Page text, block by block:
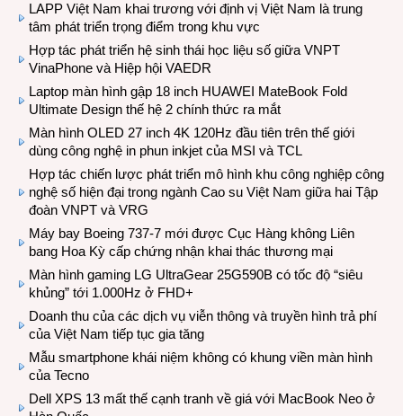
LAPP Việt Nam khai trương với định vị Việt Nam là trung
tâm phát triển trọng điểm trong khu vực
Hợp tác phát triển hệ sinh thái học liệu số giữa VNPT
VinaPhone và Hiệp hội VAEDR
Laptop màn hình gập 18 inch HUAWEI MateBook Fold
Ultimate Design thế hệ 2 chính thức ra mắt
Màn hình OLED 27 inch 4K 120Hz đầu tiên trên thế giới
dùng công nghệ in phun inkjet của MSI và TCL
Hợp tác chiến lược phát triển mô hình khu công nghiệp công
nghệ số hiện đại trong ngành Cao su Việt Nam giữa hai Tập
đoàn VNPT và VRG
Máy bay Boeing 737-7 mới được Cục Hàng không Liên
bang Hoa Kỳ cấp chứng nhận khai thác thương mại
Màn hình gaming LG UltraGear 25G590B có tốc độ “siêu
khủng” tới 1.000Hz ở FHD+
Doanh thu của các dịch vụ viễn thông và truyền hình trả phí
của Việt Nam tiếp tục gia tăng
Mẫu smartphone khái niệm không có khung viền màn hình
của Tecno
Dell XPS 13 mất thế cạnh tranh về giá với MacBook Neo ở